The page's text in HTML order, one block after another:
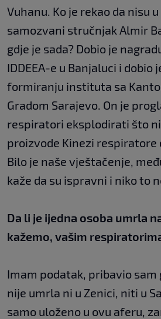
Vuhanu. Ko je rekao da nisu
samozvani stručnjak Almir
gdje je sada? Dobio je
IDDEEA-e u Banjaluci i dobio
formiranju instituta sa
Gradom Sarajevo. On je
respiratori eksplodirati što
proizvode Kinezi respiratore
Bilo je naše vještačenje,
kaže da su ispravni i niko to
Da li je ijedna osoba umrla
kažemo, vašim
Imam podatak, pribavio sam
nije umrla ni u Zenici, niti u
samo uloženo u ovu aferu,